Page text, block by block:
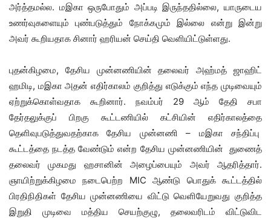
அர்த்தமல்ல. மஇகா ஒருபோதும் அப்படி இருந்ததில்லை, யாருடைய
உணர்வுகளையும் புண்படுத்தும் நோக்கமும் இல்லை என்று இன்று
அவர் கூறியதாக சினார் ஹரியன் செய்தி வெளியிட்டுள்ளது.
புதன்கிழமை, தேசிய முன்னணியின் தலைவர் அஹ்மத் ஜாஹிட்
ஹமிடி, மஇகா அதன் எதிர்காலம் குறித்து எடுக்கும் எந்த முடிவையும்
ஏற்றுக்கொள்வதாக கூறினார். நவம்பர் 29 ஆம் தேதி சபா
தேர்தலுக்குப் பிறகு கூட்டணியில் கட்சியின் எதிர்காலத்தை
தெளிவுபடுத்துவதற்காக தேசிய முன்னணி – மஇகா சந்திப்பு
கூட்டத்தை நடத்த வேண்டும் என்ற தேசிய முன்னணியின் துணைத்
தலைவர் முகமது ஹசானின் அழைப்பையும் அவர் ஆதரித்தார்.
ஞாயிற்றுக்கிழமை நடைபெற்ற MIC ஆண்டு பொதுக் கூட்டத்தில்
பிரதிநிதிகள் தேசிய முன்னணியை விட்டு வெளியேறுவது குறித்த
இறுதி முடிவை மத்திய செயற்குழு, தலைவரிடம் விட்டுவிட